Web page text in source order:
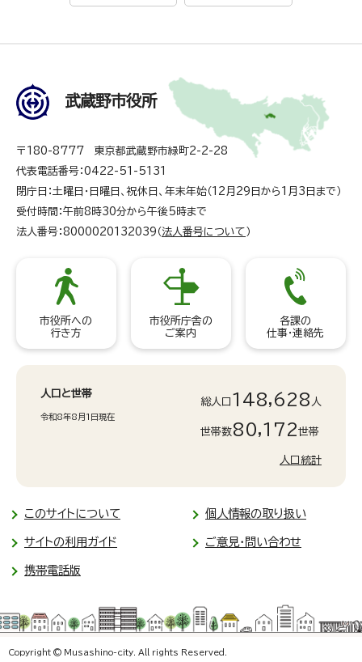
武蔵野市役所
〒180-8777 東京都武蔵野市緑町2-2-28
代表電話番号：0422-51-5131
閉庁日：土曜日・日曜日、祝休日、年末年始（12月29日から1月3日まで）
受付時間：午前8時30分から午後5時まで
法人番号：8000020132039（ 法人番号について ）
市役所への
行き方
市役所庁舎の
ご案内
各課の
仕事・連絡先
人口と世帯
令和8年8月1日現在
総人口 148,628 人
世帯数80,172世帯
人口統計
このサイトについて 個人情報の取り扱い
サイトの利用ガイド ご意見・問い合わせ
携帯電話版
Copyright © Musashino-city. All rights Reserved.